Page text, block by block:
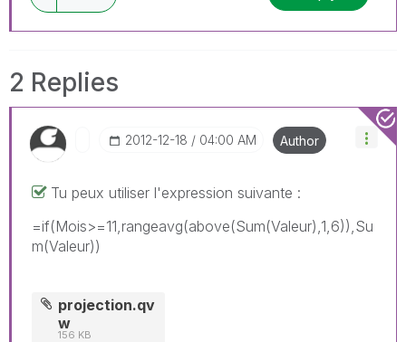
2 Replies
‎2012-12-18 04:00 AM Author
Tu peux utiliser l'expression suivante :
=if(Mois>=11,rangeavg(above(Sum(Valeur),1,6)),Su
m(Valeur))
projection.qv
w
156 KB